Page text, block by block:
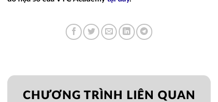
CHƯƠNG TRÌNH LIÊN QUAN